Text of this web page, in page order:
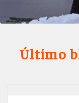
Último